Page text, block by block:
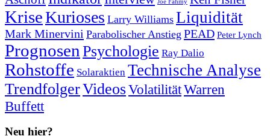
KriseKurioses Larry Williams Liquidität
Mark Minervini Parabolischer Anstieg PEAD Peter Lynch
Prognosen Psychologie Ray Dalio
Rohstoffe Solaraktien Technische Analyse
TrendfolgerVideosVolatilitätWarren
Buffett
Neu hier?